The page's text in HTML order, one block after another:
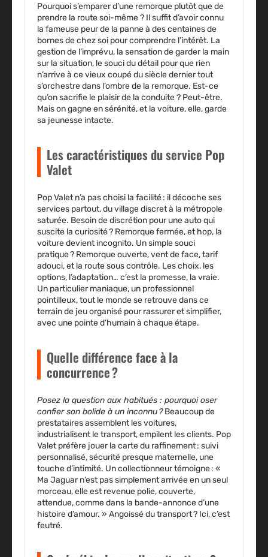
Pourquoi s’emparer d’une remorque plutôt que de
prendre la route soi-même ? Il suffit d’avoir connu
la fameuse peur de la panne à des centaines de
bornes de chez soi pour comprendre l’intérêt. La
gestion de l’imprévu, la sensation de garder la main
sur la situation, le souci du détail pour que rien
n’arrive à ce vieux coupé du siècle dernier tout
s’orchestre dans l’ombre de la remorque. Est-ce
qu’on sacrifie le plaisir de la conduite ? Peut-être.
Mais on gagne en sérénité, et la voiture, elle, garde
sa jeunesse intacte.
Les caractéristiques du service Pop
Valet
Pop Valet n’a pas choisi la facilité : il décoche ses
services partout, du village discret à la métropole
saturée. Besoin de discrétion pour une auto qui
suscite la curiosité ? Remorque fermée, et hop, la
voiture devient incognito. Un simple souci
pratique ? Remorque ouverte, vent de face, tarif
adouci, et la route sous contrôle. Les choix, les
options, l’adaptation… c’est la promesse, la vraie.
Un particulier maniaque, un professionnel
pointilleux, tout le monde se retrouve dans ce
terrain de jeu organisé pour rassurer et simplifier,
avec une pointe d’humain à chaque étape.
Quelle différence face à la
concurrence ?
Posez la question aux habitués : pourquoi oser
confier son bolide à un inconnu ?Beaucoup de
prestataires assemblent les voitures,
industrialisent le transport, empilent les clients. Pop
Valet préfère jouer la carte du raffinement : suivi
personnalisé, sécurité presque maternelle, une
touche d’intimité. Un collectionneur témoigne : «
Ma Jaguar n’est pas simplement arrivée en un seul
morceau, elle est revenue polie, couverte,
attendue, comme dans la bande-annonce d’une
histoire d’amour. » Angoissé du transport ? Ici, c’est
feutré.